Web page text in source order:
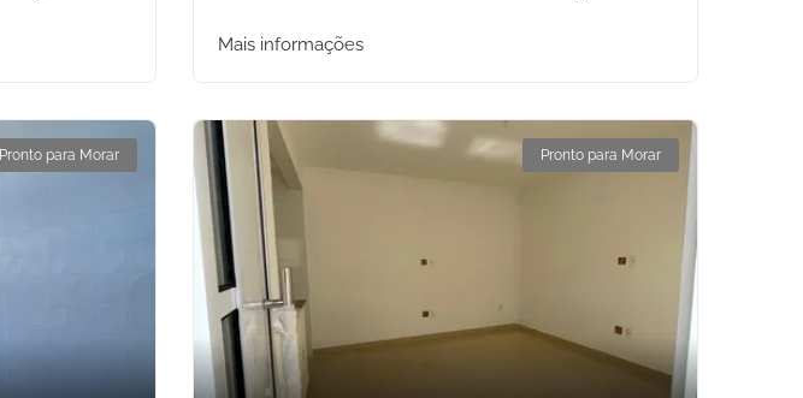
Mais informações
Pronto para Morar Pronto para Morar